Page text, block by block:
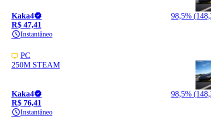
Kaka4
98,5%
R$ 47,41
Instantâneo
PC
250M STEAM
Kaka4
98,5%
R$ 76,41
Instantâneo